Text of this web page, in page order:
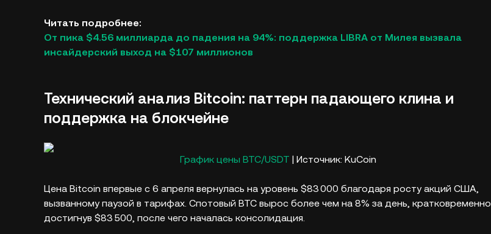
Читать подробнее:
От пика $4.56 миллиарда до падения на 94%: поддержка LIBRA от Милея вызвала
инсайдерский выход на $107 миллионов
Технический анализ Bitcoin: паттерн падающего клина и
поддержка на блокчейне
График цены BTC/USDT | Источник: KuCoin
Цена Bitcoin впервые с 6 апреля вернулась на уровень $83 000 благодаря росту акций США,
вызванному паузой в тарифах. Спотовый BTC вырос более чем на 8% за день, кратковременно
достигнув $83 500, после чего началась консолидация.